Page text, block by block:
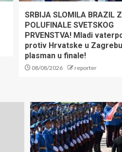
SRBIJA SLOMILA BRAZIL
POLUFINALE SVETSKOG
PRVENSTVA! Mladi
protiv Hrvatske u
plasman u finale!
08/08/2026 reporter